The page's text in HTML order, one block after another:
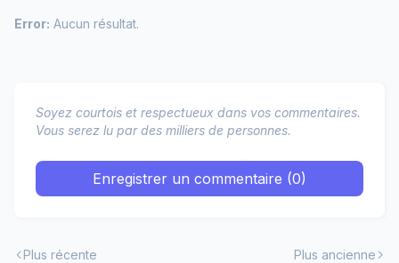
Error: Aucun résultat.
Soyez courtois et respectueux dans vos commentaires.
Vous serez lu par des milliers de personnes.
Enregistrer un commentaire (0)
Plus récente Plus ancienne